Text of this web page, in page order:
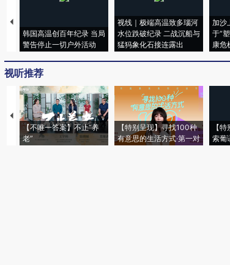
韩国高温创百年纪录 当局
警告停止一切户外活动
视线｜极端高温致多瑙河
水位跌破纪录 二战沉船与
猛犸象化石接连露出
加沙
于“
康危
视听推荐
【不唯一答案】不止“养
老”
【特别呈现】寻找100种
有意思的生活方式·第一对
【
索葡